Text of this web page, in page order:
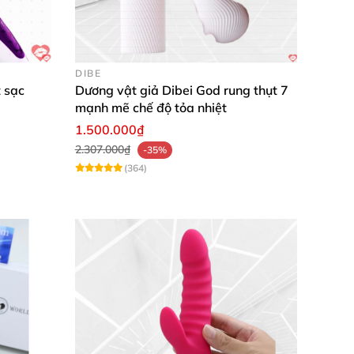
tiếng không hết . Cảm giác sang trọng
Mình yêu cái thiết kế tím đẹp mắt, trải nghiệm
để sở hữu niềm vui bất tận hôm nay!
sạc
DIBE
Dương vật giả Dibei God rung thụt 7
mạnh mẽ chế độ tỏa nhiệt
1.500.000₫
2.307.000₫
-35%
(364)